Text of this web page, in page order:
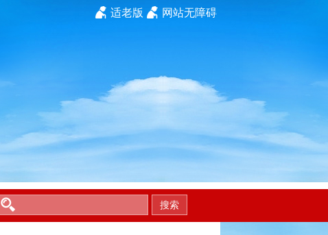
网站无障碍
适老版
搜索